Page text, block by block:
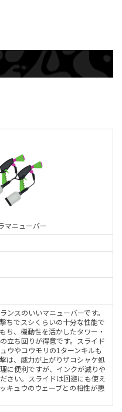
マニューバー
ンスのいいマニューバーです。
ちでスシくらいの十分な性能で
ち、機動性を活かしたタワー・
立ち回りが得意です。スライド
ウやコウモリの1ターンキルも
は、威力が上がりザコシャケ処
に便利ですが、インクが減りや
さい。スライドは回避にも使え
キュウのウェーブとの相性が悪